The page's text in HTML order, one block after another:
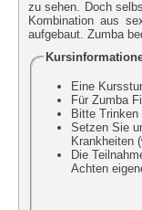
zu sehen. Doch
Kombination aus
aufgebaut. Zumba
Eine
Für Zumba
Bitte
Setzen Sie
Krankheiten
Die
Achten